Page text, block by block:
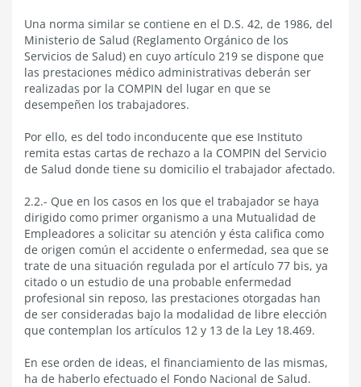
Una norma similar se contiene en el D.S. 42, de 1986, del
Ministerio de Salud (Reglamento Orgánico de los
Servicios de Salud) en cuyo artículo 219 se dispone que
las prestaciones médico administrativas deberán ser
realizadas por la COMPIN del lugar en que se
desempeñen los trabajadores.
Por ello, es del todo inconducente que ese Instituto
remita estas cartas de rechazo a la COMPIN del Servicio
de Salud donde tiene su domicilio el trabajador afectado.
2.2.- Que en los casos en los que el trabajador se haya
dirigido como primer organismo a una Mutualidad de
Empleadores a solicitar su atención y ésta califica como
de origen común el accidente o enfermedad, sea que se
trate de una situación regulada por el artículo 77 bis, ya
citado o un estudio de una probable enfermedad
profesional sin reposo, las prestaciones otorgadas han
de ser consideradas bajo la modalidad de libre elección
que contemplan los artículos 12 y 13 de la Ley 18.469.
En ese orden de ideas, el financiamiento de las mismas,
ha de haberlo efectuado el Fondo Nacional de Salud.